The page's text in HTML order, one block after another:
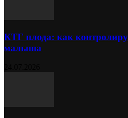
КТГ плода: как
малыша